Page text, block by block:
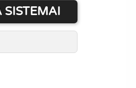
SISTEMAI